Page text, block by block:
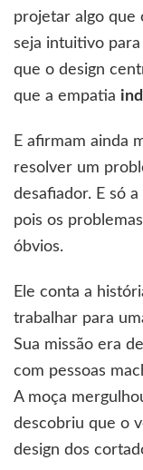
projetar algo que
seja intuitivo
que o design
que a empatia
E afirmam ainda
resolver um
desafiador. E só
pois os
óbvios.
Ele conta a
trabalhar para
Sua missão era
com pessoas
A moça
descobriu que o
design dos